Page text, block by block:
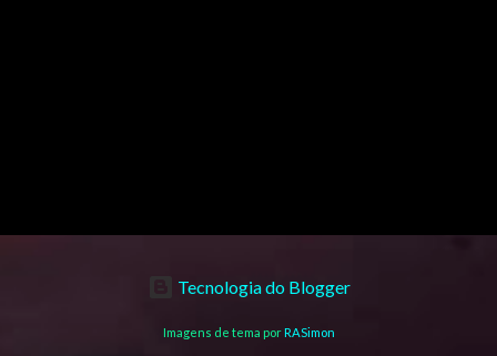
Tecnologia do Blogger
Imagens de tema porRASimon